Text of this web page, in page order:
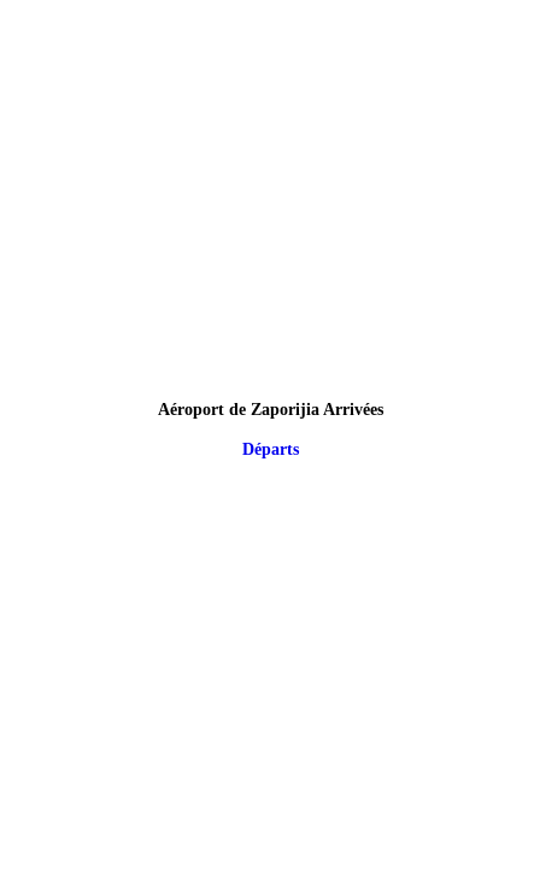
Aéroport de Zaporijia Arrivées
Départs